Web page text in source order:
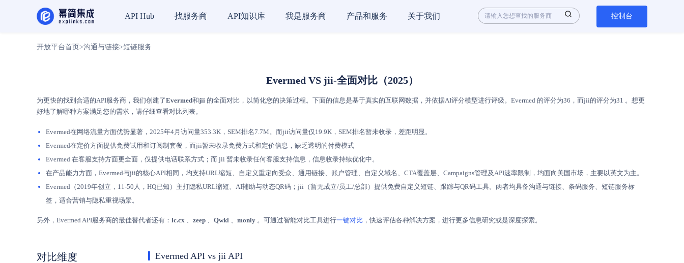
API Hub 找服务商 API知识库 我是服务商 产品和服务 关于我们 控制台
开放平台首页 >沟通与链接>短链服务
Evermed VS jii-全面对比（2025）
为更快的找到合适的API服务商，我们创建了Evermed和jii 的全面对比，以简化您的决策过程。下面的信息是基于真实的互联网数据，并依据AI评分模型进行评级。Evermed 的评分为36，而jii的评分为31 。想更
好地了解哪种方案满足您的需求，请仔细查看对比列表。
Evermed在网络流量方面优势显著，2025年4月访问量353.3K，SEM排名7.7M。而jii访问量仅19.9K，SEM排名暂未收录，差距明显。
Evermed在定价方面提供免费试用和订阅制套餐，而jii暂未收录免费方式和定价信息，缺乏透明的付费模式
Evermed 在客服支持方面更全面，仅提供电话联系方式；而 jii 暂未收录任何客服支持信息，信息收录持续优化中。
在产品能力方面，Evermed与jii的核心API相同，均支持URL缩短、自定义重定向受众、通用链接、账户管理、自定义域名、CTA覆盖层、Campaigns管理及API速率限制，均面向美国市场，主要以英文为主。
Evermed（2019年创立，11-50人，HQ已知）主打隐私URL缩短、AI辅助与动态QR码；jii（暂无成立/员工/总部）提供免费自定义短链、跟踪与QR码工具。两者均具备沟通与链接、条码服务、短链服务标
签，适合营销与隐私重视场景。
另外，Evermed API服务商的最佳替代者还有： lc.cx 、 zeep 、 Qwkl 、 monly 。可通过智能对比工具进行一键对比 ，快速评估各种解决方案，进行更多信息研究或是深度探索。
对比维度 Evermed API vs jii API